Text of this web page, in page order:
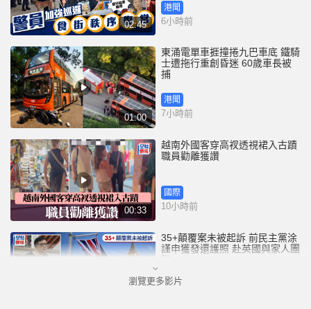
02:45
港聞
6小時前
01:00
東涌電單車捱撞捲九巴車底 鐵騎
士遭拖行重創昏迷 60歲車長被
捕
港聞
7小時前
00:33
越南外國客穿高衩透視裙入古蹟
職員勸離獲讚
國際
10小時前
35+顛覆案未被起訴 前民主黨涂
謹申獲發還護照 赴英國與家人團
港聞
瀏覽更多影片